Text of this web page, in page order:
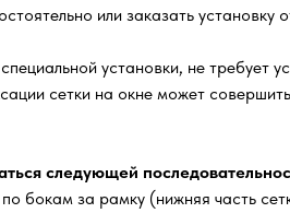
или заказать установку
установки, не
сетки на окне может
следующей
бокам за рамку (нижняя часть